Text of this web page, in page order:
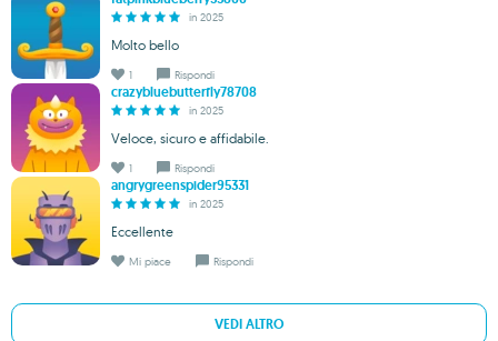
in 2025
Molto bello
1 Rispondi
crazybluebutterfly78708
in 2025
Veloce, sicuro e affidabile.
1 Rispondi
angrygreenspider95331
in 2025
Eccellente
Mi piace Rispondi
VEDI ALTRO